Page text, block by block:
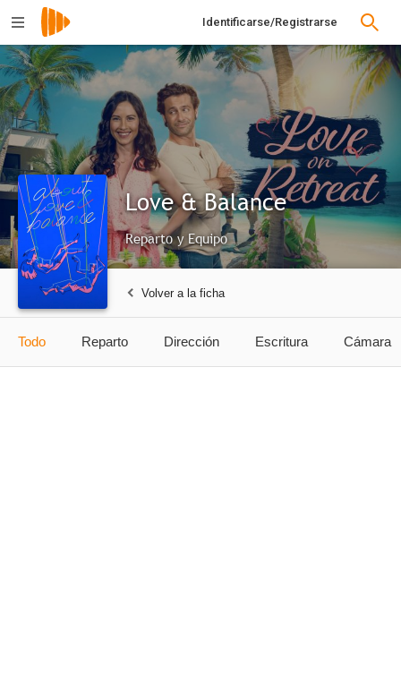
Identificarse/Registrarse
Love & Balance
Reparto y Equipo
Volver a la ficha
Todo Reparto Dirección Escritura Cámara